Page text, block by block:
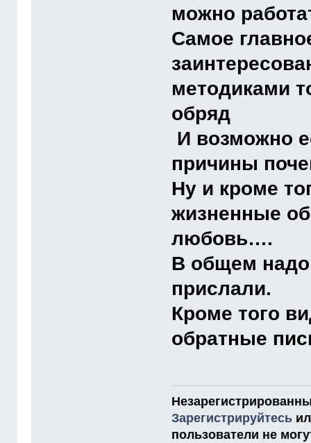
можно
Самое
методиками
обряд
И возможно
причины
Ну и кроме
жизненные
любовь….
В общем
прислали.
Кроме того
обратные
Зарегистрируйтесь
пользователи не